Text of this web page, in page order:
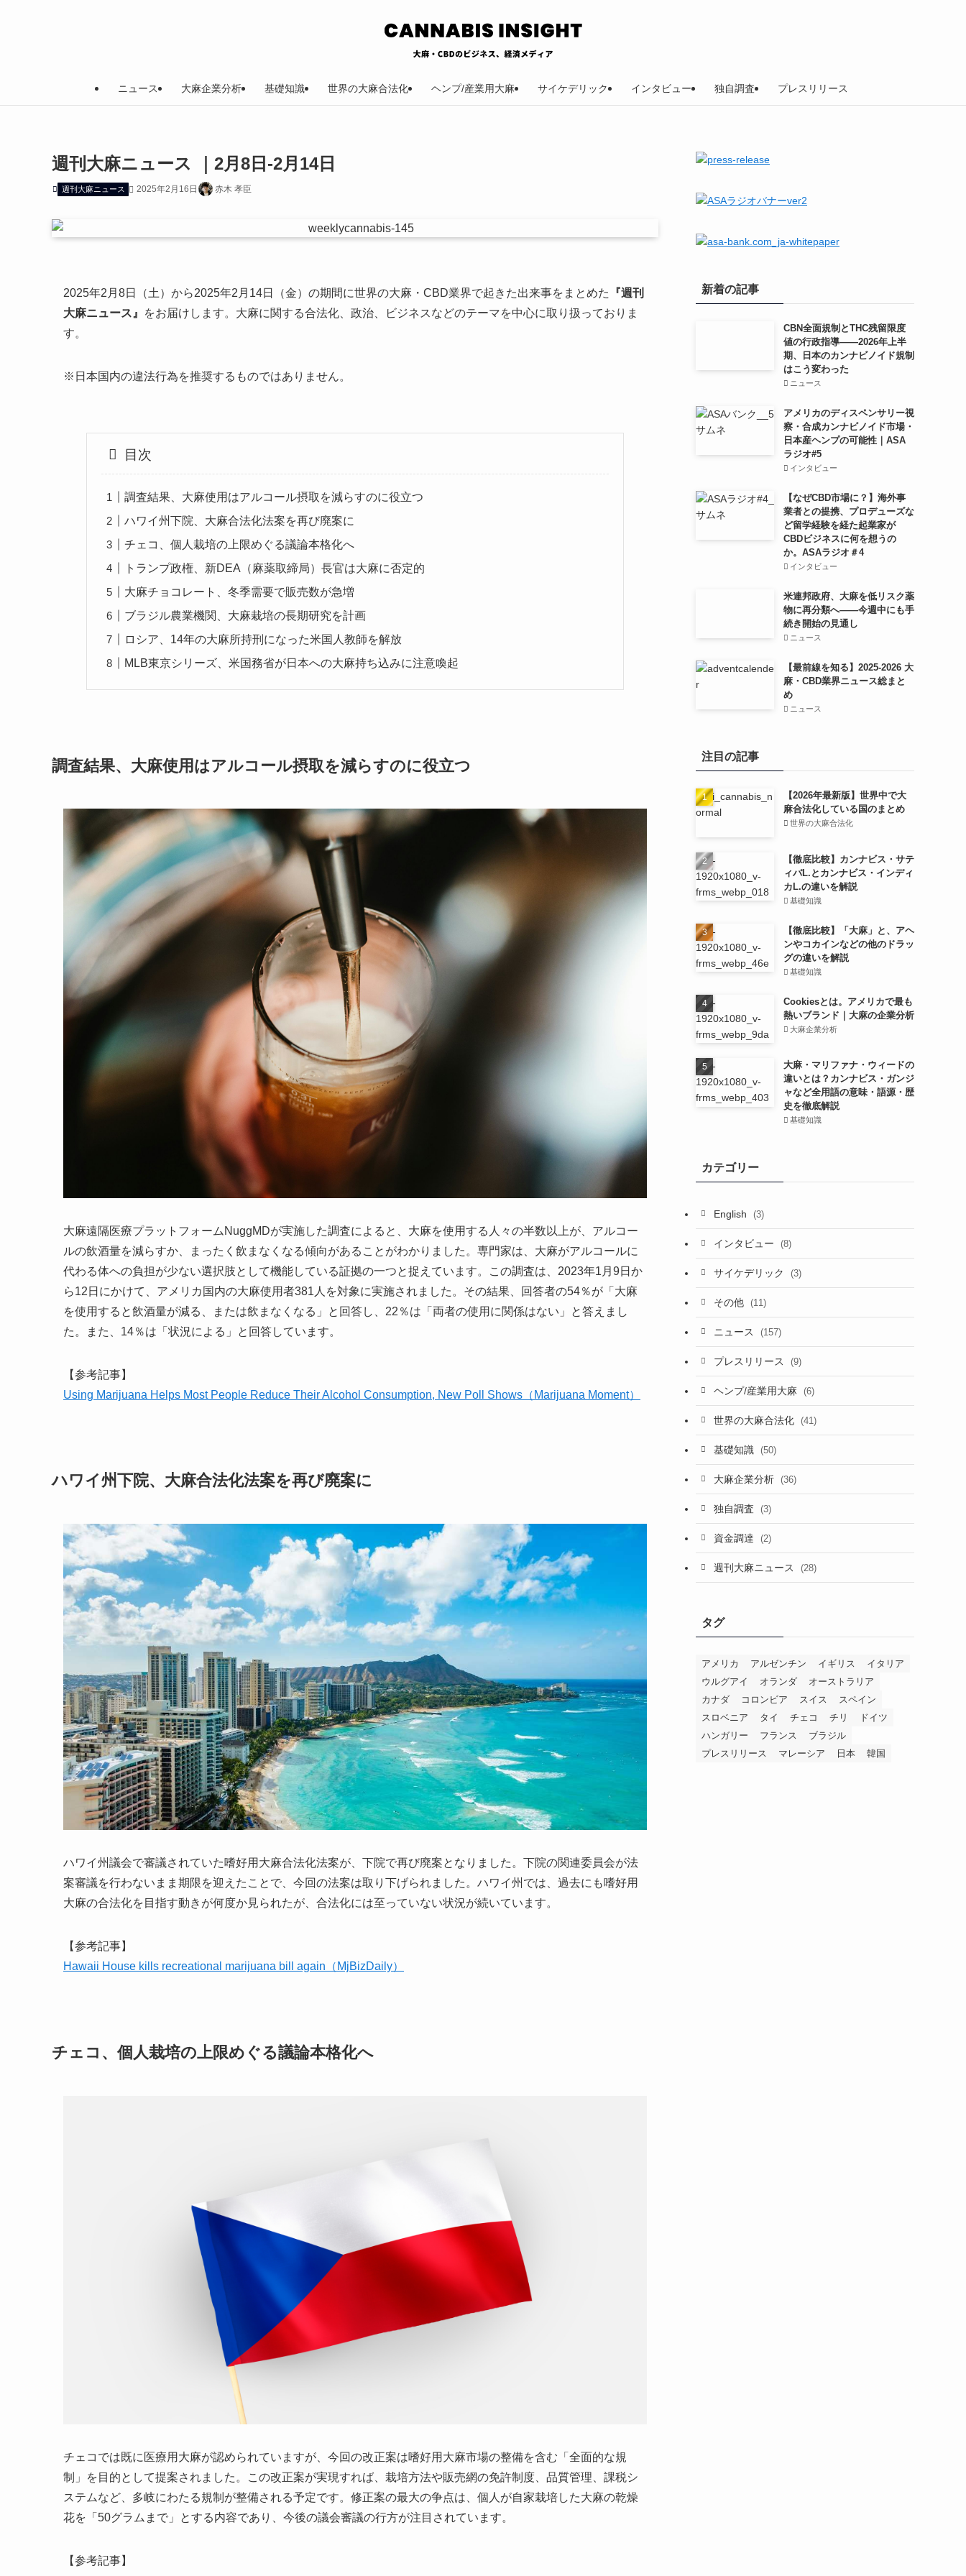
ニュース 大麻企業分析 基礎知識 世界の大麻合法化 ヘンプ/産業用大麻 サイケデリック インタビュー 独自調査 プレスリリース
週刊大麻ニュース ｜2月8日-2月14日
週刊大麻ニュース 2025年2月16日 赤木 孝臣
2025年2月8日（土）から2025年2月14日（金）の期間に世界の大麻・CBD業界で起きた出来事をまとめた
『週刊
大麻ニュース』
をお届けします。大麻に関する合法化、政治、ビジネスなどのテーマを中心に取り扱っておりま
す。
※日本国内の違法行為を推奨するものではありません。
目次
調査結果、大麻使用はアルコール摂取を減らすのに役立つ
ハワイ州下院、大麻合法化法案を再び廃案に
チェコ、個人栽培の上限めぐる議論本格化へ
トランプ政権、新DEA（麻薬取締局）長官は大麻に否定的
大麻チョコレート、冬季需要で販売数が急増
ブラジル農業機関、大麻栽培の長期研究を計画
ロシア、14年の大麻所持刑になった米国人教師を解放
MLB東京シリーズ、米国務省が日本への大麻持ち込みに注意喚起
調査結果、大麻使用はアルコール摂取を減らすのに役立つ
大麻遠隔医療プラットフォームNuggMDが実施した調査によると、大麻を使用する人々の半数以上が、アルコー
ルの飲酒量を減らすか、まったく飲まなくなる傾向があることがわかりました。専門家は、大麻がアルコールに
代わる体への負担が少ない選択肢として機能している証拠の一つと捉えています。この調査は、2023年1月9日か
ら12日にかけて、アメリカ国内の大麻使用者381人を対象に実施されました。その結果、回答者の54％が「大麻
を使用すると飲酒量が減る、または飲まなくなる」と回答し、22％は「両者の使用に関係はない」と答えまし
た。また、14％は「状況による」と回答しています。
【参考記事】
Using Marijuana Helps Most People Reduce Their Alcohol Consumption, New Poll Shows（Marijuana Moment）
ハワイ州下院、大麻合法化法案を再び廃案に
ハワイ州議会で審議されていた嗜好用大麻合法化法案が、下院で再び廃案となりました。下院の関連委員会が法
案審議を行わないまま期限を迎えたことで、今回の法案は取り下げられました。ハワイ州では、過去にも嗜好用
大麻の合法化を目指す動きが何度か見られたが、合法化には至っていない状況が続いています。
【参考記事】
Hawaii House kills recreational marijuana bill again（MjBizDaily）
チェコ、個人栽培の上限めぐる議論本格化へ
チェコでは既に医療用大麻が認められていますが、今回の改正案は嗜好用大麻市場の整備を含む「全面的な規
制」を目的として提案されました。この改正案が実現すれば、栽培方法や販売網の免許制度、品質管理、課税シ
ステムなど、多岐にわたる規制が整備される予定です。修正案の最大の争点は、個人が自家栽培した大麻の乾燥
花を「50グラムまで」とする内容であり、今後の議会審議の行方が注目されています。
【参考記事】
新着の記事
CBN全面規制とTHC残留限度
値の行政指導——2026年上半
期、日本のカンナビノイド規制
はこう変わった
ニュース
アメリカのディスペンサリー視
察・合成カンナビノイド市場・
日本産ヘンプの可能性｜ASA
ラジオ#5
インタビュー
【なぜCBD市場に？】海外事
業者との提携、プロデューズな
ど留学経験を経た起業家が
CBDビジネスに何を想うの
か。ASAラジオ＃4
インタビュー
米連邦政府、大麻を低リスク薬
物に再分類へ——今週中にも手
続き開始の見通し
ニュース
【最前線を知る】2025-2026 大
麻・CBD業界ニュース総まと
め
ニュース
注目の記事
【2026年最新版】世界中で大
麻合法化している国のまとめ
世界の大麻合法化
【徹底比較】カンナビス・サテ
ィバL.とカンナビス・インディ
カL.の違いを解説
基礎知識
【徹底比較】「大麻」と、アヘ
ンやコカインなどの他のドラッ
グの違いを解説
基礎知識
Cookiesとは。アメリカで最も
熱いブランド｜大麻の企業分析
大麻企業分析
大麻・マリファナ・ウィードの
違いとは？カンナビス・ガンジ
ャなど全用語の意味・語源・歴
史を徹底解説
基礎知識
カテゴリー
English (3)
インタビュー (8)
サイケデリック (3)
その他 (11)
ニュース (157)
プレスリリース (9)
ヘンプ/産業用大麻 (6)
世界の大麻合法化 (41)
基礎知識 (50)
大麻企業分析 (36)
独自調査 (3)
資金調達 (2)
週刊大麻ニュース (28)
タグ
アメリカ アルゼンチン イギリス
イタリア
ウルグアイ
オランダ
オーストラリア
カナダ
コロンビア スイス
スペイン
スロベニア
タイ チェコ チリ
ドイツ
ハンガリー
フランス
ブラジル
プレスリリース
マレーシア 日本 韓国